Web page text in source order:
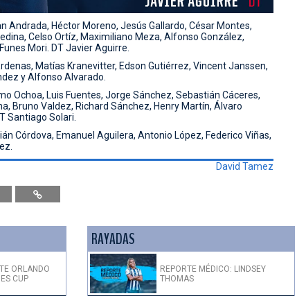
Andrada, Héctor Moreno, Jesús Gallardo, César Montes,
Celso Ortíz, Maximiliano Meza, Alfonso González,
Mori. DT Javier Aguirre.
Matías Kranevitter, Edson Gutiérrez, Vincent Janssen,
y Alfonso Alvarado.
Ochoa, Luis Fuentes, Jorge Sánchez, Sebastián Cáceres,
Bruno Valdez, Richard Sánchez, Henry Martín, Álvaro
Santiago Solari.
Córdova, Emanuel Aguilera, Antonio López, Federico Viñas,
David Tamez
ORLANDO
CUP
RAYADAS
REPORTE MÉDICO: LINDSEY
THOMAS